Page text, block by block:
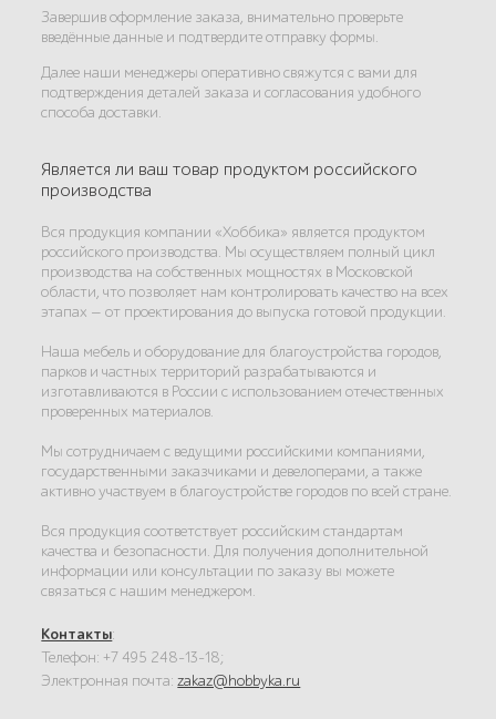
Завершив оформление заказа, внимательно проверьте
введённые данные и подтвердите отправку формы.
Далее наши менеджеры оперативно свяжутся с вами для
подтверждения деталей заказа и согласования удобного
способа доставки.
Является ли ваш товар продуктом российского
производства
Вся продукция компании «Хоббика» является продуктом
российского производства. Мы осуществляем полный цикл
производства на собственных мощностях в Московской
области, что позволяет нам контролировать качество на всех
этапах — от проектирования до выпуска готовой продукции.
Наша мебель и оборудование для благоустройства городов,
парков и частных территорий разрабатываются и
изготавливаются в России с использованием отечественных
проверенных материалов.
Мы сотрудничаем с ведущими российскими компаниями,
государственными заказчиками и девелоперами, а также
активно участвуем в благоустройстве городов по всей стране.
Вся продукция соответствует российским стандартам
качества и безопасности. Для получения дополнительной
информации или консультации по заказу вы можете
связаться с нашим менеджером.
Контакты:
Телефон: +7 495 248-13-18;
Электронная почта:zakaz@hobbyka.ru